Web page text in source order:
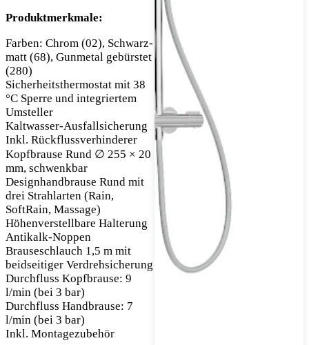
Produktmerkmale:
Farben: Chrom (02), Schwarz-
matt (68), Gunmetal gebürstet
(280)
Sicherheitsthermostat mit 38
°C Sperre und integriertem
Umsteller
Kaltwasser-Ausfallsicherung
Inkl. Rückflussverhinderer
Kopfbrause Rund ∅ 255 × 20
mm, schwenkbar
Designhandbrause Rund mit
drei Strahlarten (Rain,
SoftRain, Massage)
Höhenverstellbare Halterung
Antikalk-Noppen
Brauseschlauch 1,5 m mit
beidseitiger Verdrehsicherung
Durchfluss Kopfbrause: 9
l/min (bei 3 bar)
Durchfluss Handbrause: 7
l/min (bei 3 bar)
Inkl. Montagezubehör